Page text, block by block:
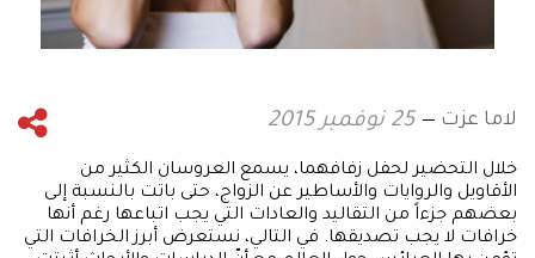
لاما عزت 25 نوفمبر 2015
خلال التحضير لحفل زفافهما، يسمع العروسان الكثير من
الأقاويل والروايات والأساطير عن الزواج، حتى باتت بالنسبة إلى
بعضهم جزءاً من التقاليد والعادات التي يجب اتباعها رغم أنها
خرافات لا يجب تصديقها. في التالي، نستعرض أبرز الخرافات التي